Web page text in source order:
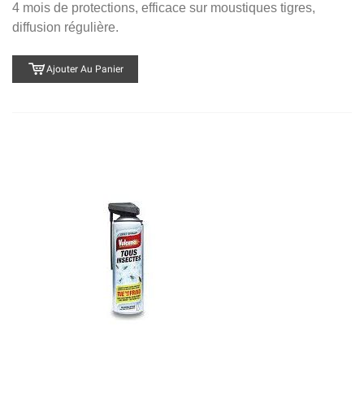
4 mois de protections, efficace sur moustiques tigres,
diffusion régulière.
Ajouter Au Panier